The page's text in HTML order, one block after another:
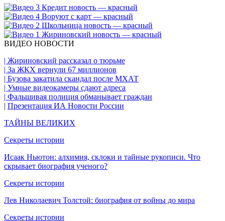
ВИДЕО НОВОСТИ
| Жириновский рассказал о тюрьме
| За ЖКХ вернули 67 миллионов
| Бузова закатила скандал после МХАТ
| Умные видеокамеры сдают адреса
| Фальшивая полиция обманывает граждан
| Презентация ИА Новости России
ТАЙНЫ ВЕЛИКИХ
Секреты истории
Исаак Ньютон: алхимия, склоки и тайные рукописи. Что
скрывает биография ученого?
Секреты истории
Лев Николаевич Толстой: биография от войны до мира
Секреты истории